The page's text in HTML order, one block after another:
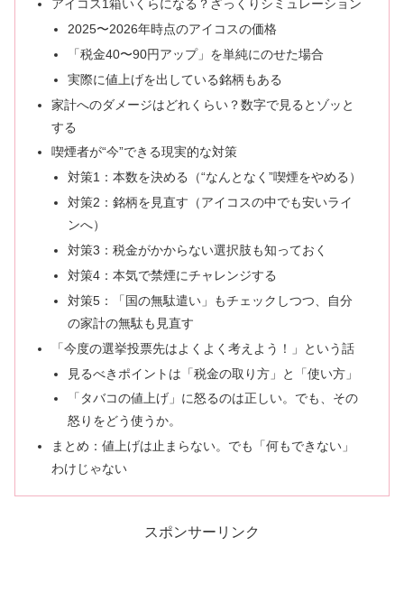
アイコス1箱いくらになる？ざっくりシミュレーション
2025〜2026年時点のアイコスの価格
「税金40〜90円アップ」を単純にのせた場合
実際に値上げを出している銘柄もある
家計へのダメージはどれくらい？数字で見るとゾッと
する
喫煙者が“今”できる現実的な対策
対策1：本数を決める（“なんとなく”喫煙をやめる）
対策2：銘柄を見直す（アイコスの中でも安いライ
ンへ）
対策3：税金がかからない選択肢も知っておく
対策4：本気で禁煙にチャレンジする
対策5：「国の無駄遣い」もチェックしつつ、自分
の家計の無駄も見直す
「今度の選挙投票先はよくよく考えよう！」という話
見るべきポイントは「税金の取り方」と「使い方」
「タバコの値上げ」に怒るのは正しい。でも、その
怒りをどう使うか。
まとめ：値上げは止まらない。でも「何もできない」
わけじゃない
スポンサーリンク